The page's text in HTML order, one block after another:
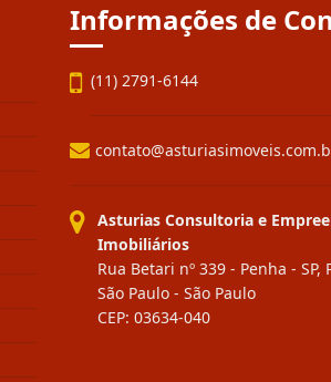
Informações de
(11) 2791-6144
Asturias Consultoria e
Imobiliários
Rua Betari nº 339 - Penha - SP,
São Paulo - São Paulo
CEP: 03634-040